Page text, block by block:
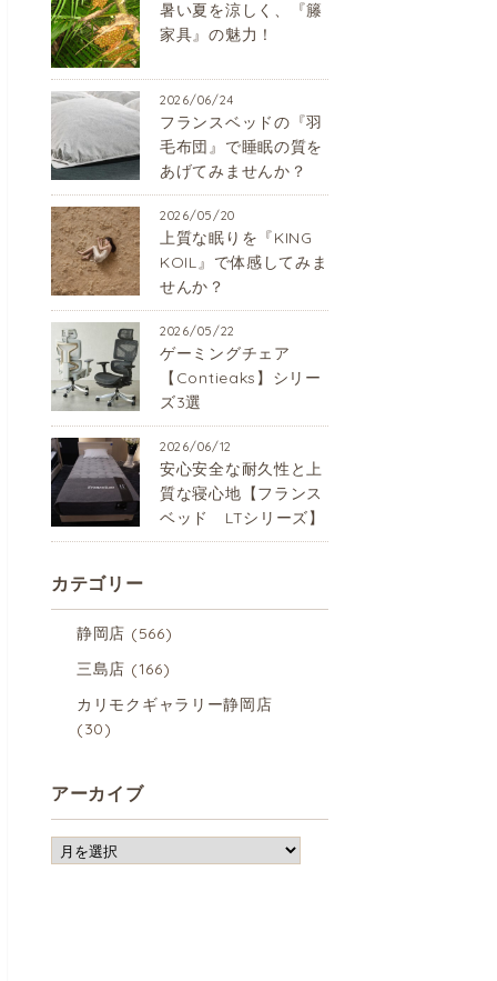
暑い夏を涼しく、『籐
家具』の魅力！
2026/06/24
フランスベッドの『羽
毛布団』で睡眠の質を
あげてみませんか？
2026/05/20
上質な眠りを『KING
KOIL』で体感してみま
せんか？
2026/05/22
ゲーミングチェア
【Contieaks】シリー
ズ3選
2026/06/12
安心安全な耐久性と上
質な寝心地【フランス
ベッド LTシリーズ】
カテゴリー
静岡店 (566)
三島店 (166)
カリモクギャラリー静岡店
(30)
アーカイブ